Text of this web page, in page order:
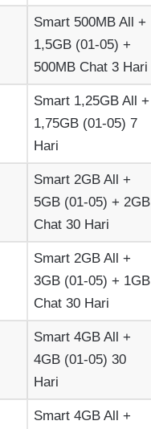
Smart 500MB All +
1,5GB (01-05) +
500MB Chat 3 Hari
Smart 1,25GB All +
1,75GB (01-05) 7
Hari
Smart 2GB All +
5GB (01-05) + 2GB
Chat 30 Hari
Smart 2GB All +
3GB (01-05) + 1GB
Chat 30 Hari
Smart 4GB All +
4GB (01-05) 30
Hari
Smart 4GB All +